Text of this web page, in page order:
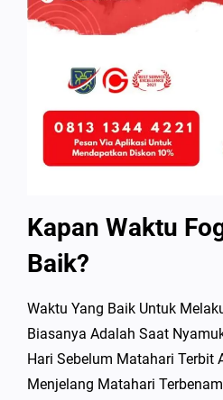
Kapan Waktu
Baik?
Waktu Yang Baik Untuk
Biasanya Adalah Saat
Hari Sebelum Matahari Terbit
Menjelang Matahari